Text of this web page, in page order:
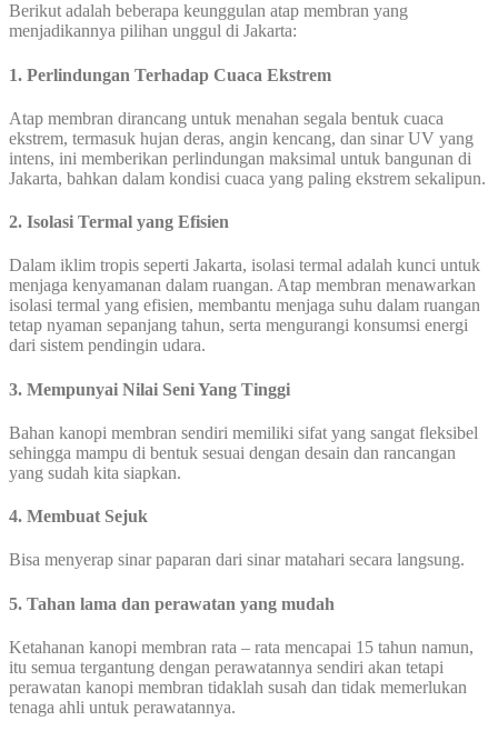
Berikut adalah beberapa keunggulan atap membran yang
menjadikannya pilihan unggul di Jakarta:
1. Perlindungan Terhadap Cuaca Ekstrem
Atap membran dirancang untuk menahan segala bentuk cuaca
ekstrem, termasuk hujan deras, angin kencang, dan sinar UV yang
intens, ini memberikan perlindungan maksimal untuk bangunan di
Jakarta, bahkan dalam kondisi cuaca yang paling ekstrem sekalipun.
2. Isolasi Termal yang Efisien
Dalam iklim tropis seperti Jakarta, isolasi termal adalah kunci untuk
menjaga kenyamanan dalam ruangan. Atap membran menawarkan
isolasi termal yang efisien, membantu menjaga suhu dalam ruangan
tetap nyaman sepanjang tahun, serta mengurangi konsumsi energi
dari sistem pendingin udara.
3. Mempunyai Nilai Seni Yang Tinggi
Bahan kanopi membran sendiri memiliki sifat yang sangat fleksibel
sehingga mampu di bentuk sesuai dengan desain dan rancangan
yang sudah kita siapkan.
4. Membuat Sejuk
Bisa menyerap sinar paparan dari sinar matahari secara langsung.
5. Tahan lama dan perawatan yang mudah
Ketahanan kanopi membran rata – rata mencapai 15 tahun namun,
itu semua tergantung dengan perawatannya sendiri akan tetapi
perawatan kanopi membran tidaklah susah dan tidak memerlukan
tenaga ahli untuk perawatannya.